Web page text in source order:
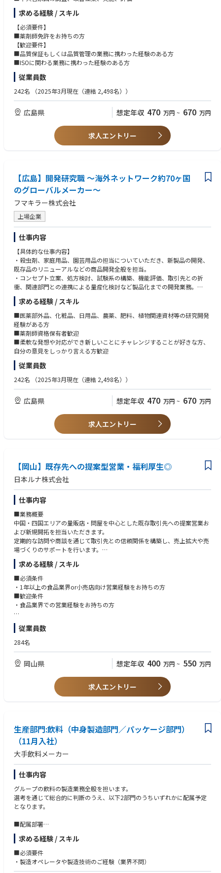
■外注先、仕入先への査察、指導
■医薬品等製造販売に関する業務
★なぜ薬剤師の資格を活かせるのか★
■私たちが製造販売している殺虫剤の一部や消毒剤は、医薬品や医薬部外
品に区別されます。
医薬品等を開発・製造・販売するにあたり、責任者として薬剤師の設置が
また医薬品の品質・有効性及び安全性の確保、並びにこれらの使用による
保健衛生上の危害の発生及び拡大の防止の為に必要な規制＝薬機法が大き
くかかわっています。
■薬事関係のスペシャリストとして責任のある仕事ができます。
薬剤師の資格や薬学部で学んだ知識（化学、生物、法令:薬機法、衛生管理
人々にとって、より身近な日用品（殺虫剤等）の品質保証業務を通じて、
社会に貢献できる仕事です！
求める経験 / スキル
【必須要件】
■薬剤師免許をお持ちの方
【歓迎要件】
■品質保証もしくは品質管理の業務に携わった経験のある方
■ISOに関わる業務に携わった経験のある方
従業員数
242名 （2025年3月現在（連結 2,498名））
広島県 想定年収 470 万円 ~ 670 万円
求人エントリー
【広島】開発研究職 ～海外ネットワーク約70ヶ国
のグローバルメーカー～
フマキラー株式会社
上場企業
仕事内容
【具体的な仕事内容】
・殺虫剤、家庭用品、園芸用品の担当についていただき、新製品の開発、
既存品のリニューアルなどの商品開発全般を担当。
・コンセプト立案、処方検討、試験系の構築、機能評価、取引先との折
衝、関連部門との連携による量産化検討など製品化までの開発業務。
・新商品の開発、既存製品の改良、製造方法の検討。
商品開発において、自身のアイデアを具現化し、世の中に新しい商品を生
み出すことのできる、非常にやりがいのある仕事です。
コンセプトの立案から量産まで一気通貫で関わることのできる、裁量の大
きいポジションです。
開発のサイクルが比較的早く、様々なカテゴリーの商品開発をカバーする
為、多くの経験値を積み、成長できる職場です。
求める経験 / スキル
■医薬部外品、化粧品、日用品、農薬、肥料、植物関連資材等の研究開発
経験がある方
■薬剤師資格保有者歓迎
■柔軟な発想や対応ができ新しいことにチャレンジすることが好きな方、
自分の意見をしっかり言える方歓迎
従業員数
242名 （2025年3月現在（連結 2,498名））
広島県 想定年収 470 万円 ~ 670 万円
求人エントリー
【岡山】既存先への提案型営業・福利厚生◎
日本ルナ株式会社
仕事内容
■業務概要
中国・四国エリアの量販店・問屋を中心とした既存取引先への提案営業お
よび新規開拓を担当いただきます。
定期的な訪問や商談を通じて取引先との信頼関係を構築し、売上拡大や売
場づくりのサポートを行います。
■業務詳細
・既存顧客（食品スーパー・ドラッグストアなど）10～15社への定期訪
問、
商品提案、売場フォロー
・新製品やキャンペーン情報の案内、販促企画の立案・実行・効果検証
・商談資料や販促物、社内用資料の作成などの内勤業務
・売場作りのサポートや、顧客からの要望・課題のヒアリング、対応
※出張頻度は担当エリアによりますが多くて月数回程度です。
求める経験 / スキル
■必須条件
・1年以上の食品業界or小売店向け営業経験をお持ちの方
■歓迎条件
・食品業界での営業経験をお持ちの方
＜必要資格＞
必要条件：普通自動車免許第一種
従業員数
284名
岡山県 想定年収 400 万円 ~ 550 万円
求人エントリー
生産部門:飲料（中身製造部門／パッケージ部門）
（11月入社）
大手飲料メーカー
仕事内容
グループの飲料の製造業務全般を担います。
選考を通じて総合的に判断のうえ、以下2部門のうちいずれかに配属予定
となります。
■配属部署
①中身製造：中味の製造工程における設備の運転管理 等
②パッケージング：お客様に製品を届けるためのパッケージ製造／包装工
程の製造ライン・設備の運転管理や現場での切替作業 等
※いずれの工程においても、品質向上・安全性担保・効率化の改善活動や
求める経験 / スキル
■必須要件
・製造オペレータや製造技術のご経験（業界不問）